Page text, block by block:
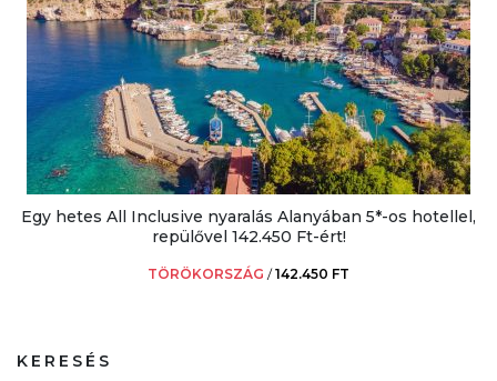
Egy hetes All Inclusive nyaralás Alanyában 5*-os hotellel,
repülővel 142.450 Ft-ért!
TÖRÖKORSZÁG /142.450 FT
KERESÉS